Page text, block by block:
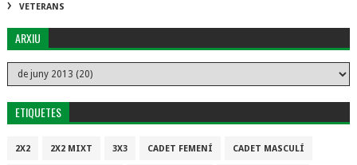
VETERANS
ARXIU
ETIQUETES
2X2 2X2 MIXT 3X3 CADET FEMENÍ CADET MASCULÍ